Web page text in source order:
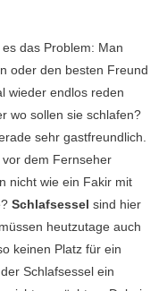
das Problem: Man
oder den besten Freund
wieder endlos reden
wo sollen sie schlafen?
sehr gastfreundlich.
dem Fernseher
nicht wie ein Fakir mit
Schlafsessel sind hier
heutzutage auch
keinen Platz für ein
Schlafsessel ein